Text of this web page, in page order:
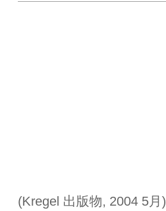
(Kregel 出版物, 2004 5